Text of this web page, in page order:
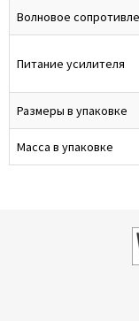
Волновое
Питание усилителя
Размеры в упаковке
Масса в упаковке